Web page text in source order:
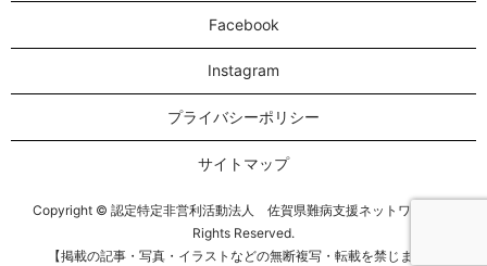
Facebook
Instagram
プライバシーポリシー
サイトマップ
Copyright © 認定特定非営利活動法人 佐賀県難病支援ネットワーク All
Rights Reserved.
【掲載の記事・写真・イラストなどの無断複写・転載を禁じます】